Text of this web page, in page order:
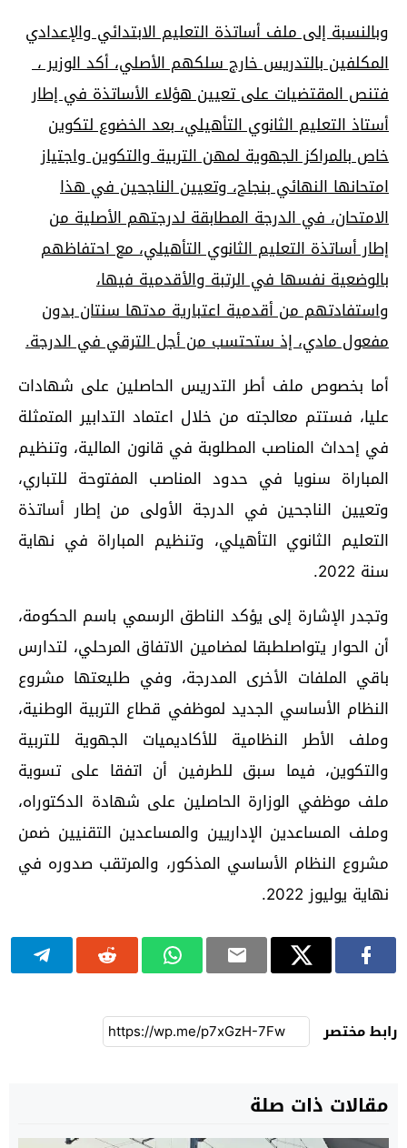
وبالنسبة إلى ملف أساتذة التعليم الابتدائي والإعدادي
المكلفين بالتدريس خارج سلكهم الأصلي، أكد الوزير ،
فتنص المقتضيات على تعيين هؤلاء الأساتذة في إطار
أستاذ التعليم الثانوي التأهيلي، بعد الخضوع لتكوين
خاص بالمراكز الجهوية لمهن التربية والتكوين واجتياز
امتحانها النهائي بنجاح، وتعيين الناجحين في هذا
الامتحان، في الدرجة المطابقة لدرجتهم الأصلية من
إطار أساتذة التعليم الثانوي التأهيلي، مع احتفاظهم
بالوضعية نفسها في الرتبة والأقدمية فيها،
واستفادتهم من أقدمية اعتبارية مدتها سنتان بدون
مفعول مادي، إذ ستحتسب من أجل الترقي في الدرجة.
أما بخصوص ملف أطر التدريس الحاصلين على شهادات
عليا، فستتم معالجته من خلال اعتماد التدابير المتمثلة
في إحداث المناصب المطلوبة في قانون المالية، وتنظيم
المباراة سنويا في حدود المناصب المفتوحة للتباري،
وتعيين الناجحين في الدرجة الأولى من إطار أساتذة
التعليم الثانوي التأهيلي، وتنظيم المباراة في نهاية
سنة 2022.
وتجدر الإشارة إلى يؤكد الناطق الرسمي باسم الحكومة،
أن الحوار يتواصلطبقا لمضامين الاتفاق المرحلي، لتدارس
باقي الملفات الأخرى المدرجة، وفي طليعتها مشروع
النظام الأساسي الجديد لموظفي قطاع التربية الوطنية،
وملف الأطر النظامية للأكاديميات الجهوية للتربية
والتكوين، فيما سبق للطرفين أن اتفقا على تسوية
ملف موظفي الوزارة الحاصلين على شهادة الدكتوراه،
وملف المساعدين الإداريين والمساعدين التقنيين ضمن
مشروع النظام الأساسي المذكور، والمرتقب صدوره في
نهاية يوليوز 2022.
رابط مختصر
مقالات ذات صلة